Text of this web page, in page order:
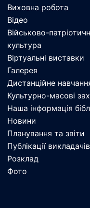
Виховна робота
Відео
Військово-
культура
Віртуальні виставки
Галерея
Дистанційне
Культурно-масові
Наша інформація
Новини
Планування та звіти
Публікації викладачів
Розклад
Фото